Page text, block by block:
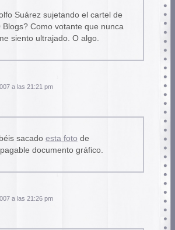
Suárez sujetando el cartel de
Blogs? Como votante que nunca
siento ultrajado. O algo.
a las 21:21 pm
sacado esta foto de
documento gráfico.
a las 21:26 pm